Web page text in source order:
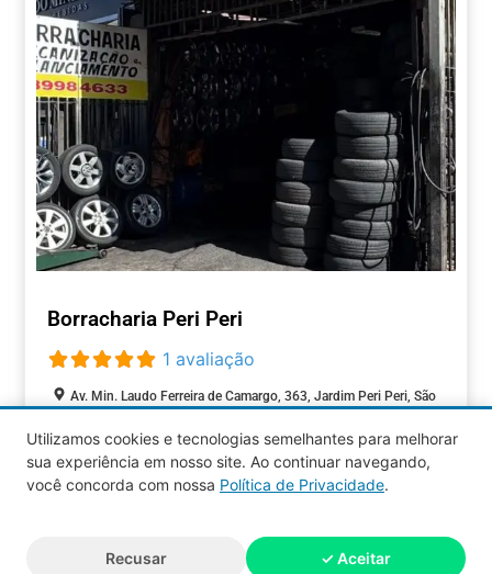
Borracharia Peri Peri
1 avaliação
Av. Min. Laudo Ferreira de Camargo, 363, Jardim Peri Peri, São
AUTOMOTIVOS Aberto agora:
reservados.
Utilizamos cookies e tecnologias semelhantes para melhorar
sua experiência em nosso site. Ao continuar navegando,
você concorda com nossa Política de Privacidade.
Recusar ✓ Aceitar